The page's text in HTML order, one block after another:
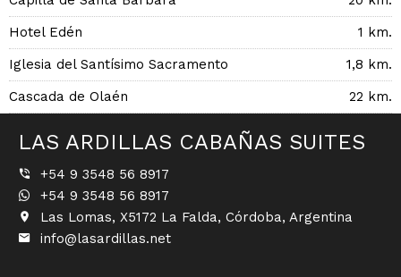
Hotel Edén
1 km.
Iglesia del Santísimo Sacramento
1,8 km.
Cascada de Olaén
22 km.
LAS ARDILLAS CABAÑAS SUITES
+54 9 3548 56 8917
+54 9 3548 56 8917
Las Lomas, X5172 La Falda, Córdoba, Argentina
info@lasardillas.net